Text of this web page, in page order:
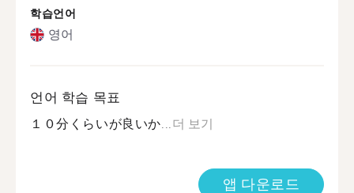
학습언어
영어
언어 학습 목표
１０分くらいが良いか...더 보기
앱 다운로드